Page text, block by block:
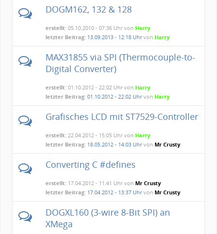
DOGM162, 132 & 128
erstellt:05.10.2010 - 07:36 Uhr von Harry
letzter Beitrag: 13.09.2013 - 12:18 Uhrvon Harry
MAX31855 via SPI (Thermocouple-to-
Digital Converter)
erstellt:01.10.2012 - 22:02 Uhr von Harry
letzter Beitrag: 01.10.2012 - 22:02 Uhrvon Harry
Grafisches LCD mit ST7529-Controller
erstellt:22.04.2012 - 15:05 Uhr von Harry
letzter Beitrag: 18.05.2012 - 14:03 Uhrvon Mr Crusty
Converting C #defines
erstellt:17.04.2012 - 11:41 Uhr von Mr Crusty
letzter Beitrag: 17.04.2012 - 13:37 Uhrvon Mr Crusty
DOGXL160 (3-wire 8-Bit SPI) an
XMega